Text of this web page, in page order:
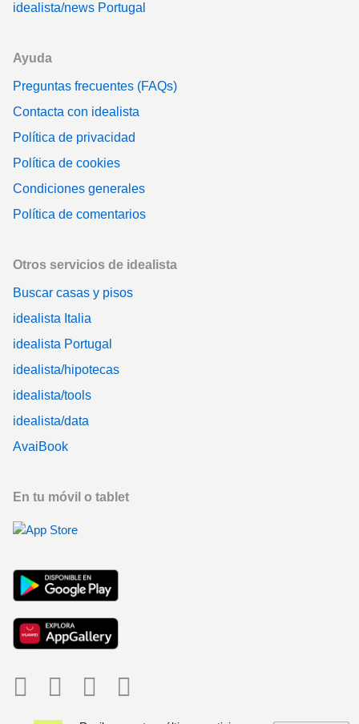
idealista/news Portugal
Ayuda
Preguntas frecuentes (FAQs)
Contacta con idealista
Política de privacidad
Política de cookies
Condiciones generales
Política de comentarios
Otros servicios de idealista
Buscar casas y pisos
idealista Italia
idealista Portugal
idealista/hipotecas
idealista/tools
idealista/data
AvaiBook
En tu móvil o tablet
Social